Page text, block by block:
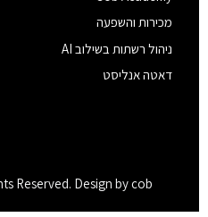
מכירות והשפעה
ניהול רשתות בשילוב AI
דאטה אנליסט
Reserved. Design by cob